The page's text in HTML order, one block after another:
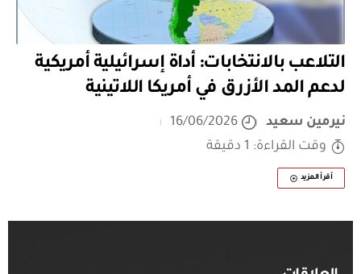
التلاعب بالانتخابات: أداة إسرائيلية أمريكية
لدعم المد الأزرق في أمريكا اللاتينية
نيرمين سعيد
16/06/2026
وقت القراءة: 1 دقيقة
أقرأ المزيد